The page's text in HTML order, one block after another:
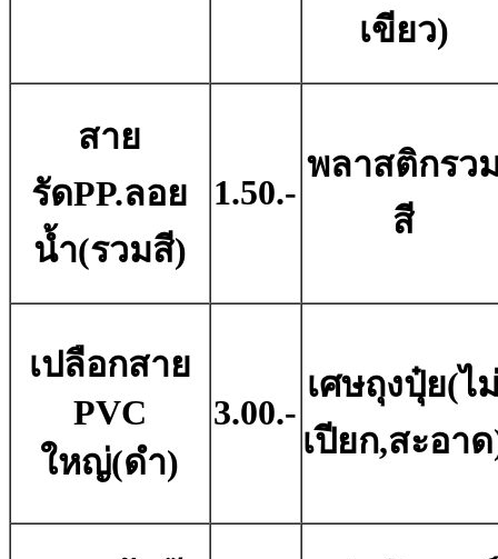
เขียว)
สาย
รัดPP.ลอย
น้ำ(รวมสี)
1.50.-
พลาสติกรว
สี
เปลือกสาย
PVC
ใหญ่(ดำ)
3.00.-
เศษถุงปุ๋ย(ไ
เปียก,สะอา